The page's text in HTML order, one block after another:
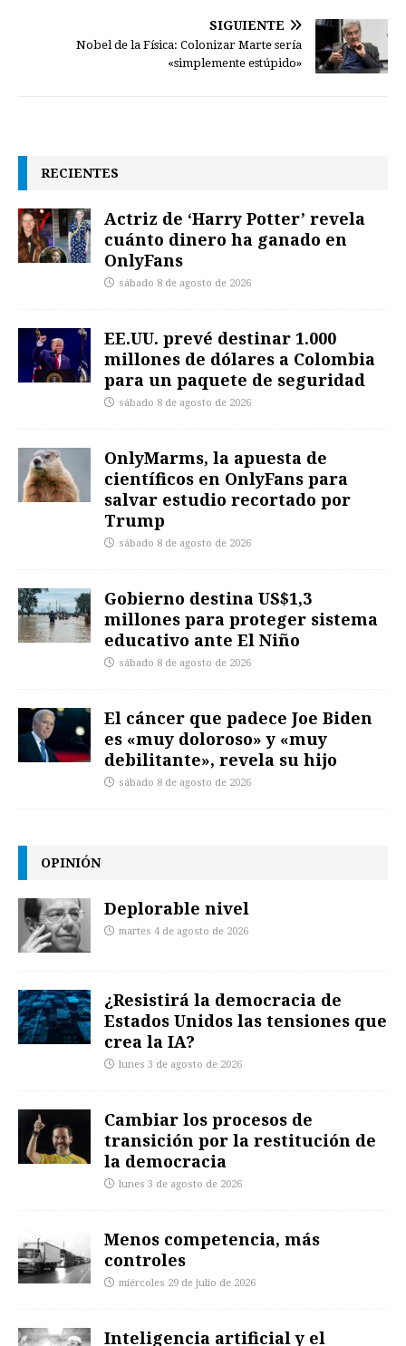
SIGUIENTE
Nobel de la Física: Colonizar Marte sería
«simplemente estúpido»
RECIENTES
Actriz de ‘Harry Potter’ revela
cuánto dinero ha ganado en
OnlyFans
sábado 8 de agosto de 2026
EE.UU. prevé destinar 1.000
millones de dólares a Colombia
para un paquete de seguridad
sábado 8 de agosto de 2026
OnlyMarms, la apuesta de
científicos en OnlyFans para
salvar estudio recortado por
Trump
sábado 8 de agosto de 2026
Gobierno destina US$1,3
millones para proteger sistema
educativo ante El Niño
sábado 8 de agosto de 2026
El cáncer que padece Joe Biden
es «muy doloroso» y «muy
debilitante», revela su hijo
sábado 8 de agosto de 2026
OPINIÓN
Deplorable nivel
martes 4 de agosto de 2026
¿Resistirá la democracia de
Estados Unidos las tensiones que
crea la IA?
lunes 3 de agosto de 2026
Cambiar los procesos de
transición por la restitución de
la democracia
lunes 3 de agosto de 2026
Menos competencia, más
controles
miércoles 29 de julio de 2026
Inteligencia artificial y el